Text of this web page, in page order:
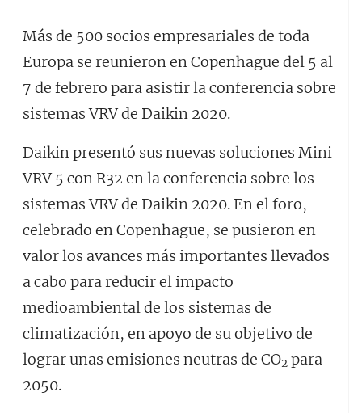
Más de 500 socios empresariales de toda
Europa se reunieron en Copenhague del 5 al
7 de febrero para asistir la conferencia sobre
sistemas VRV de Daikin 2020.
Daikin presentó sus nuevas soluciones Mini
VRV 5 con R32 en la conferencia sobre los
sistemas VRV de Daikin 2020. En el foro,
celebrado en Copenhague, se pusieron en
valor los avances más importantes llevados
a cabo para reducir el impacto
medioambiental de los sistemas de
climatización, en apoyo de su objetivo de
lograr unas emisiones neutras de CO2 para
2050.